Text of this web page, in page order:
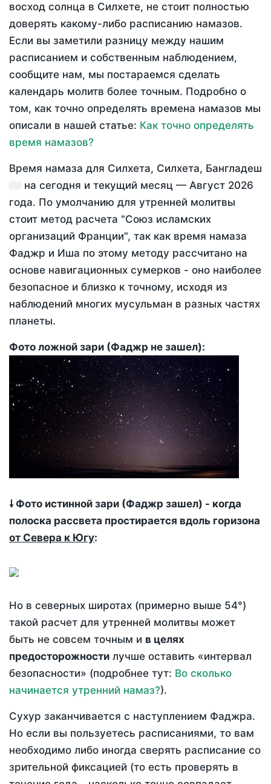
восход солнца в Силхете, не стоит полностью
доверять какому-либо расписанию намазов.
Если вы заметили разницу между нашим
расписанием и собственным наблюдением,
сообщите нам, мы постараемся сделать
календарь молитв более точным. Подробно о
том, как точно определять времена намазов мы
описали в нашей статье: Как точно определять
время намазов?
Время намаза для Силхета, Силхета, Бангладеш
на сегодня и текущий месяц — Август 2026
года. По умолчанию для утренней молитвы
стоит метод расчета "Союз исламских
организаций Франции", так как время намаза
Фаджр и Иша по этому методу рассчитано на
основе навигационных сумерков - оно наиболее
безопасное и близко к точному, исходя из
наблюдений многих мусульман в разных частях
планеты.
Фото ложной зари (Фаджр не зашел):
🠗 Фото истинной зари (Фаджр зашел) - когда
полоска рассвета простирается вдоль горизона
от Севера к Югу:
Но в северных широтах (примерно выше 54°)
такой расчет для утренней молитвы может
быть не совсем точным и в целях
предосторожности лучше оставить «интервал
безопасности» (подробнее тут: Во сколько
начинается утренний намаз?).
Сухур заканчивается с наступлением Фаджра.
Но если вы пользуетесь расписаниями, то вам
необходимо либо иногда сверять расписание со
зрительной фиксацией (то есть проверять в